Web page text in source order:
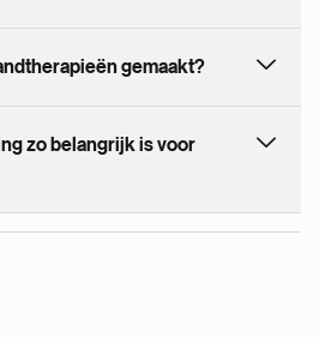
gemaakt?
zo belangrijk is voor